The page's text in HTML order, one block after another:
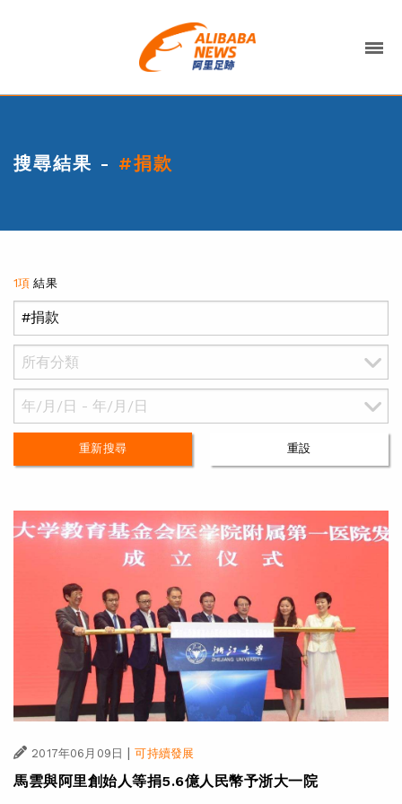
搜尋結果 - #捐款
1項結果
重新搜尋 重設
2017年06月09日 | 可持續發展
馬雲與阿里創始人等捐5.6億人民幣予浙大一院